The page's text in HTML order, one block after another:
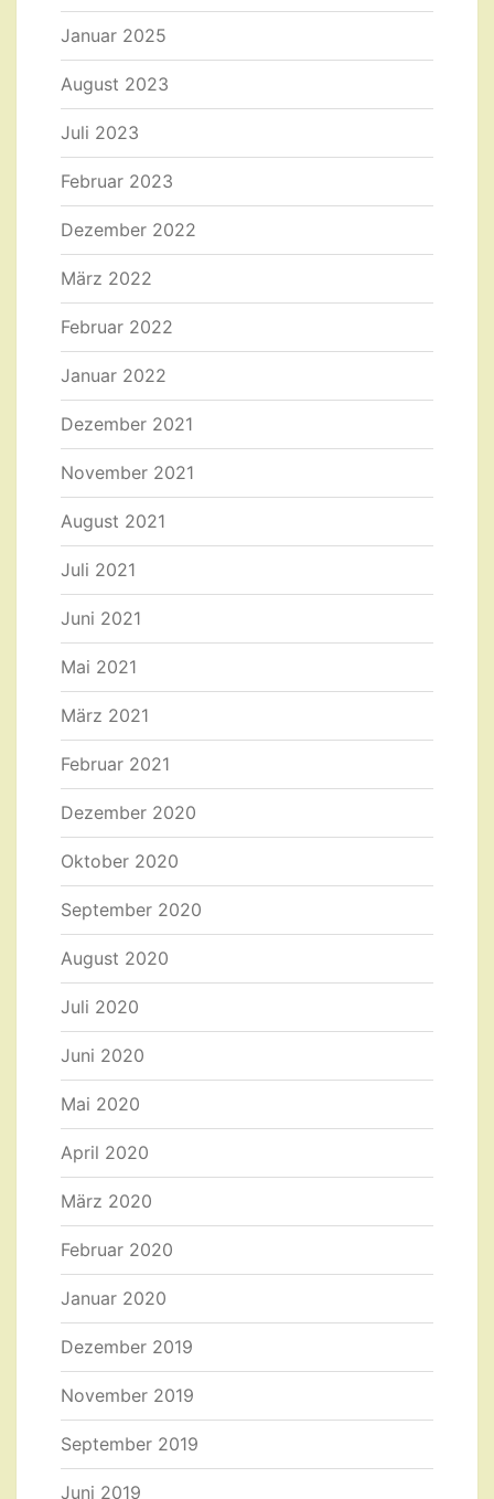
Januar 2025
August 2023
Juli 2023
Februar 2023
Dezember 2022
März 2022
Februar 2022
Januar 2022
Dezember 2021
November 2021
August 2021
Juli 2021
Juni 2021
Mai 2021
März 2021
Februar 2021
Dezember 2020
Oktober 2020
September 2020
August 2020
Juli 2020
Juni 2020
Mai 2020
April 2020
März 2020
Februar 2020
Januar 2020
Dezember 2019
November 2019
September 2019
Juni 2019